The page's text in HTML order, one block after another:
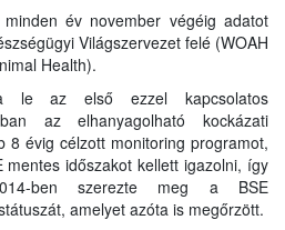
év november végéig adatot
Világszervezet felé (WOAH
Health).
le az első ezzel kapcsolatos
az elhanyagolható kockázati
8 évig célzott monitoring programot,
mentes időszakot kellett igazolni, így
ben szerezte meg a BSE
amelyet azóta is megőrzött.